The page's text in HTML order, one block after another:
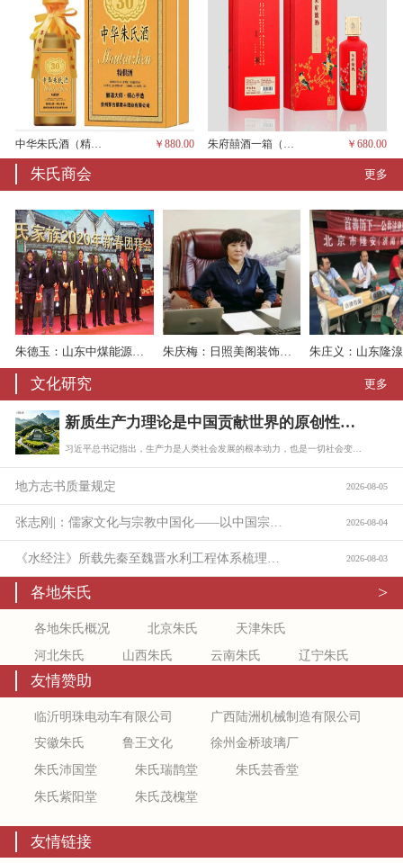
中华朱氏酒（精品、一箱6瓶，茅台酱香） ￥880.00 朱府囍酒一箱（六瓶、茅台酱香） ￥680.00
朱氏商会 更多
朱德玉：山东中煤能源机械有限责任公司 朱庆梅：日照美阁装饰工程有限公司
文化研究 更多
新质生产力理论是中国贡献世界的原创性理论
地方志书质量规定 2026-08-05
2026-08-04
2026-08-03
各地朱氏 >
各地朱氏概况 北京朱氏
天津朱氏
河北朱氏
山西朱氏 云南朱氏
辽宁朱氏
吉林朱氏
浙江朱氏
安徽朱氏 福建朱氏
江西朱氏
山东朱氏
陕西朱氏 甘肃朱氏
宁夏朱氏
青海朱氏
黑龙江朱氏 河南朱氏
湖南朱氏
广东朱氏
西藏朱氏
友情赞助
临沂明珠电动车有限公司
广西陆洲机械制造有限公司
安徽朱氏
鲁王文化
徐州金桥玻璃厂
朱氏沛国堂
朱氏瑞鹊堂
朱氏芸香堂
朱氏紫阳堂
朱氏茂槐堂
友情链接